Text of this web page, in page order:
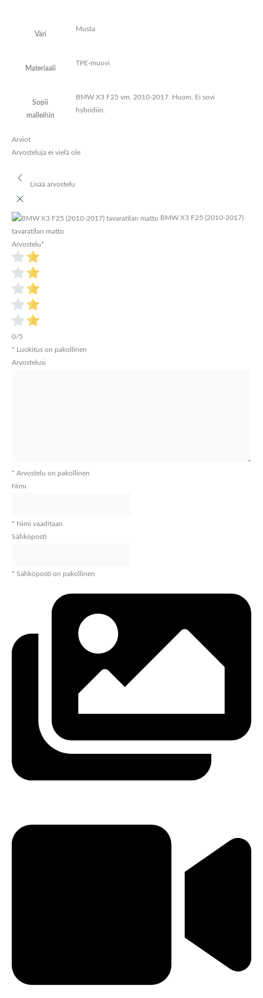
Väri
Musta
Materiaali
TPE-muovi
Sopii
malleihin
BMW X3 F25 vm. 2010-2017. Huom. Ei sovi
hybridiin.
Arviot
Arvosteluja ei vielä ole
Lisää arvostelu
BMW X3 F25 (2010-2017)
tavaratilan matto
Arvostelu*
0/5
* Luokitus on pakollinen
Arvostelusi
* Arvostelu on pakollinen
Nimi
* Nimi vaaditaan
Sähköposti
* Sähköposti on pakollinen